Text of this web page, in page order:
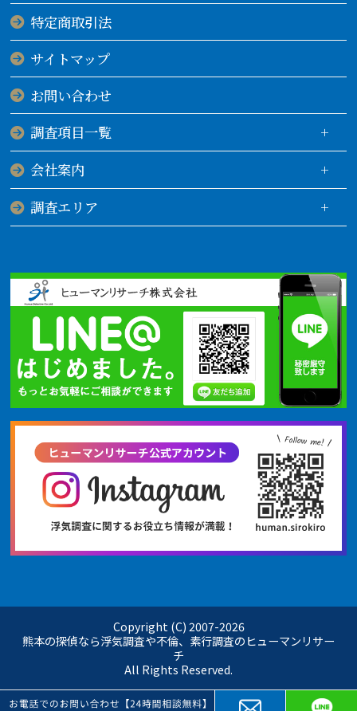
特定商取引法
サイトマップ
お問い合わせ
調査項目一覧
会社案内
調査エリア
Copyright (C) 2007-2026
熊本の探偵なら浮気調査や不倫、素行調査のヒューマンリサー
チ
All Rights Reserved.